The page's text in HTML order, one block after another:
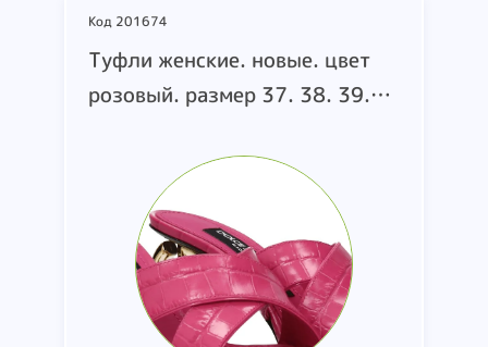
Код 201674
Туфли женские. новые. цвет
розовый. размер 37. 38. 39.
CR1377AH4818Z421. т.м.
DOLCE&GABBANA. страна
производства Италия. состав:
кожа (коробка 360)